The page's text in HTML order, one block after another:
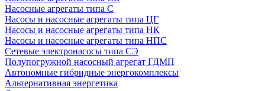
Насосные агрегаты типа С
Насосы и насосные агрегаты типа ЦГ
Насосы и насосные агрегаты типа НК
Насосы и насосные агрегаты типа НПС
Сетевые электронасосы типа СЭ
Полупогружной насосный агрегат ГДМП
Автономные гибридные энергокомплексы
Альтернативная энергетика